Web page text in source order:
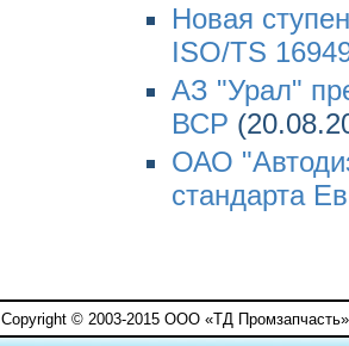
Новая
ISO/TS
АЗ "Урал"
ВСР
ОАО
стандарта
Copyright © 2003-2015 ООО «ТД